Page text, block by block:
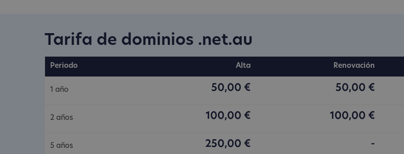
Tarifa de dominios .net.au
Periodo Alta Renovación
1 año 50,00 € 50,00 €
2 años 100,00 € 100,00 €
5 años 250,00 € -